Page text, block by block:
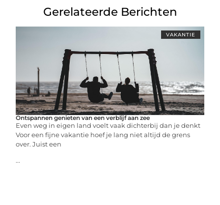
Gerelateerde Berichten
VAKANTIE
Ontspannen genieten van een verblijf aan zee
Even weg in eigen land voelt vaak dichterbij dan je denkt
Voor een fijne vakantie hoef je lang niet altijd de grens
over. Juist een
...